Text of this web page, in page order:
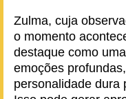
Zulma, cuja
o momento
destaque como
emoções
personalidade dura